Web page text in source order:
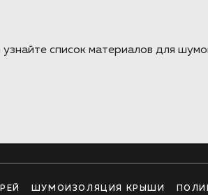
список материалов для
ШУМОИЗОЛЯЦИЯ КРЫШИ